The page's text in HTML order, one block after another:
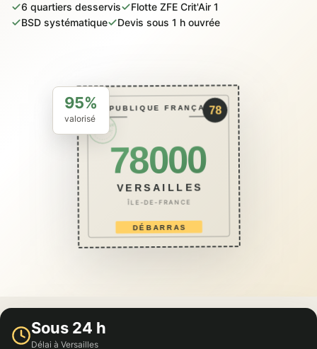
6 quartiers desservis
Flotte ZFE Crit'Air 1
BSD systématique
Devis sous 1 h ouvrée
RÉPUBLIQUE FRANÇAISE
78000
VERSAILLES
ÎLE-DE-FRANCE
DÉBARRAS
PACKCAVE
ÉCO · BSD
78
95%
valorisé
Sous 24 h
Délai à Versailles